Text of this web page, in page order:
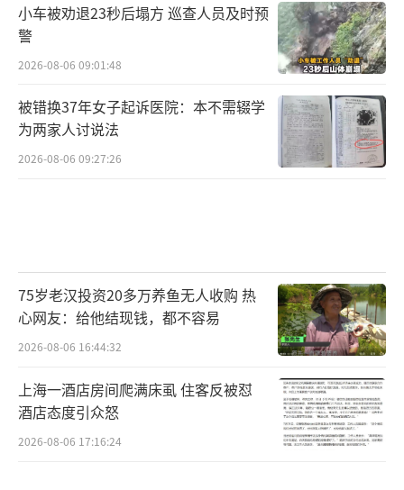
小车被劝退23秒后塌方 巡查人员及时预
警
2026-08-06 09:01:48
被错换37年女子起诉医院：本不需辍学
为两家人讨说法
2026-08-06 09:27:26
75岁老汉投资20多万养鱼无人收购 热
心网友：给他结现钱，都不容易
2026-08-06 16:44:32
上海一酒店房间爬满床虱 住客反被怼
酒店态度引众怒
2026-08-06 17:16:24